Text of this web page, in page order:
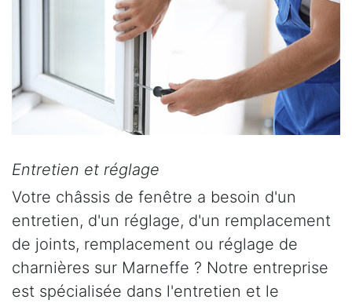
Entretien et réglage
Votre châssis de fenêtre a besoin d'un
entretien, d'un réglage, d'un remplacement
de joints, remplacement ou réglage de
charnières sur Marneffe ? Notre entreprise
est spécialisée dans l'entretien et le